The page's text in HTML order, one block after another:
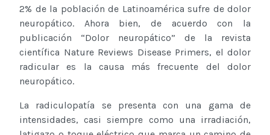
2% de la población de Latinoamérica sufre de dolor
neuropático. Ahora bien, de acuerdo con la
publicación “Dolor neuropático” de la revista
científica Nature Reviews Disease Primers, el dolor
radicular es la causa más frecuente del dolor
neuropático.
La radiculopatía se presenta con una gama de
intensidades, casi siempre como una irradiación,